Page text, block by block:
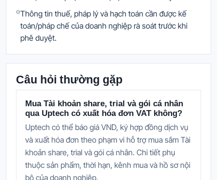
Thông tin thuế, pháp lý và hạch toán cần được kế
toán/pháp chế của doanh nghiệp rà soát trước khi
phê duyệt.
Câu hỏi thường gặp
Mua Tài khoản share, trial và gói cá nhân
qua Uptech có xuất hóa đơn VAT không?
Uptech có thể báo giá VND, ký hợp đồng dịch vụ
và xuất hóa đơn theo phạm vi hỗ trợ mua sắm Tài
khoản share, trial và gói cá nhân. Chi tiết phụ
thuộc sản phẩm, thời hạn, kênh mua và hồ sơ nội
bộ của doanh nghiệp.